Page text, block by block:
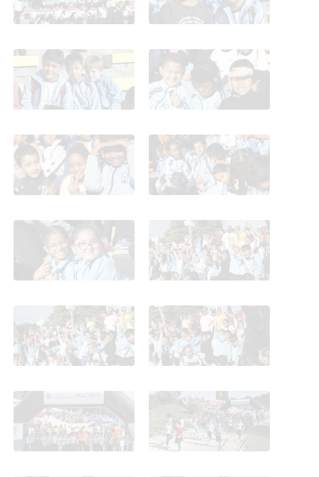
Cross de Carabanchel.
Terceros. 2025
Cross de Carabanchel.
Terceros. 2025
Cross de Carabanchel.
Terceros. 2025
Cross de Carabanchel.
Terceros. 2025
Cross de Carabanchel.
Terceros. 2025
Cross de Carabanchel.
Terceros. 2025
Cross de Carabanchel.
Terceros. 2025
Cross de Carabanchel.
Terceros. 2025
Cross de Carabanchel.
Terceros. 2025
Cross de Carabanchel.
Terceros. 2025